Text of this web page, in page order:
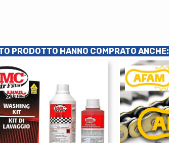
PRODOTTO HANNO COMPRATO ANCHE: